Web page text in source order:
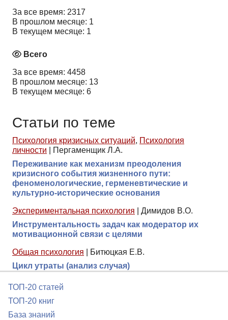
За все время: 2317
В прошлом месяце: 1
В текущем месяце: 1
Всего
За все время: 4458
В прошлом месяце: 13
В текущем месяце: 6
Статьи по теме
Психология кризисных ситуаций, Психология
личности
Пергаменщик Л.А.
Переживание как механизм преодоления
кризисного события жизненного пути:
феноменологические, герменевтические и
культурно-исторические основания
Экспериментальная психология
Димидов В.О.
Инструментальность задач как модератор их
мотивационной связи с целями
Общая психология
Битюцкая Е.В.
Цикл утраты (анализ случая)
ТОП-20 статей
ТОП-20 книг
База знаний